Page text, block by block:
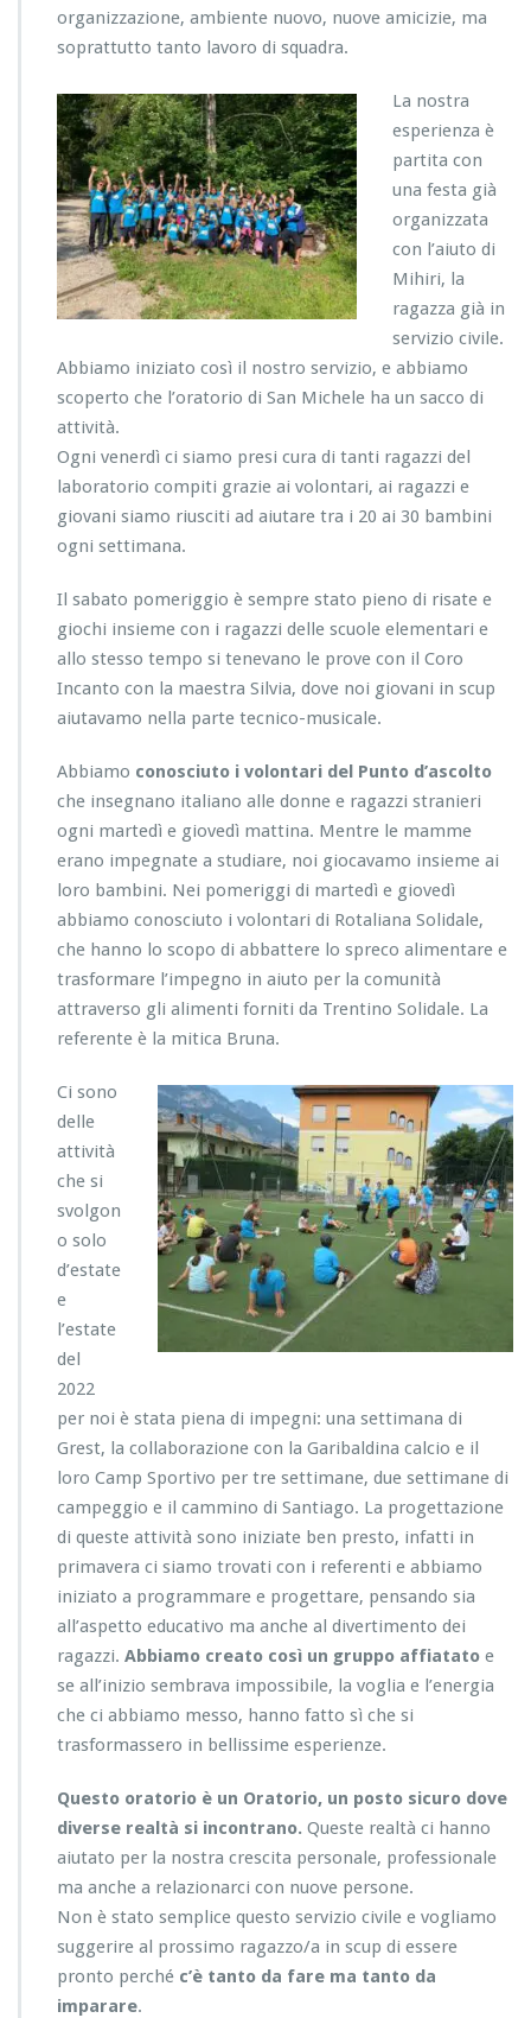
organizzazione, ambiente nuovo, nuove amicizie, ma
soprattutto tanto lavoro di squadra.
La nostra
esperienza è
partita con
una festa già
organizzata
con l’aiuto di
Mihiri, la
ragazza già in
servizio civile.
Abbiamo iniziato così il nostro servizio, e abbiamo
scoperto che l’oratorio di San Michele ha un sacco di
attività.
Ogni venerdì ci siamo presi cura di tanti ragazzi del
laboratorio compiti grazie ai volontari, ai ragazzi e
giovani siamo riusciti ad aiutare tra i 20 ai 30 bambini
ogni settimana.
Il sabato pomeriggio è sempre stato pieno di risate e
giochi insieme con i ragazzi delle scuole elementari e
allo stesso tempo si tenevano le prove con il Coro
Incanto con la maestra Silvia, dove noi giovani in scup
aiutavamo nella parte tecnico-musicale.
Abbiamo conosciuto i volontari del Punto d’ascolto
che insegnano italiano alle donne e ragazzi stranieri
ogni martedì e giovedì mattina. Mentre le mamme
erano impegnate a studiare, noi giocavamo insieme ai
loro bambini. Nei pomeriggi di martedì e giovedì
abbiamo conosciuto i volontari di Rotaliana Solidale,
che hanno lo scopo di abbattere lo spreco alimentare e
trasformare l’impegno in aiuto per la comunità
attraverso gli alimenti forniti da Trentino Solidale. La
referente è la mitica Bruna.
Ci sono
delle
attività
che si
svolgon
o solo
d’estate
e
l’estate
del
2022
per noi è stata piena di impegni: una settimana di
Grest, la collaborazione con la Garibaldina calcio e il
loro Camp Sportivo per tre settimane, due settimane di
campeggio e il cammino di Santiago. La progettazione
di queste attività sono iniziate ben presto, infatti in
primavera ci siamo trovati con i referenti e abbiamo
iniziato a programmare e progettare, pensando sia
all’aspetto educativo ma anche al divertimento dei
ragazzi. Abbiamo creato così un gruppo affiatato e
se all’inizio sembrava impossibile, la voglia e l’energia
che ci abbiamo messo, hanno fatto sì che si
trasformassero in bellissime esperienze.
Questo oratorio è un Oratorio, un posto sicuro dove
diverse realtà si incontrano. Queste realtà ci hanno
aiutato per la nostra crescita personale, professionale
ma anche a relazionarci con nuove persone.
Non è stato semplice questo servizio civile e vogliamo
suggerire al prossimo ragazzo/a in scup di essere
pronto perché c’è tanto da fare ma tanto da
imparare.